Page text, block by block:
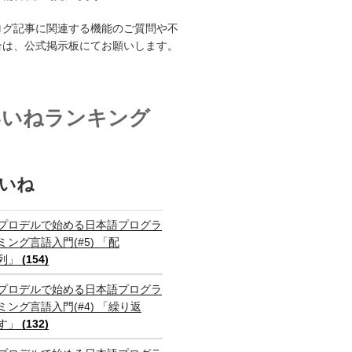
グ記事に関連する機能のご質問や不
、公式掲示板にてお願いします。
ねランキング
ね
ロデルで始める日本語プログラ
ミング言語入門(#5) 「配
」 (154)
ロデルで始める日本語プログラ
ミング言語入門(#4) 「繰り返
」 (132)